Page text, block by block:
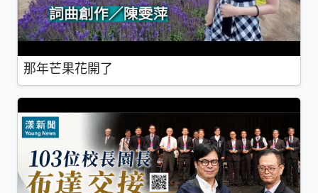
那年芒果花開了